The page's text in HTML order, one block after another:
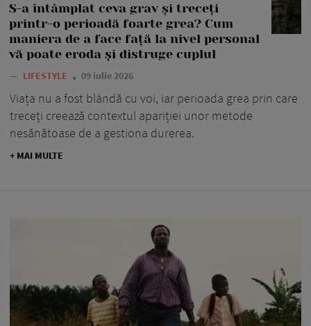
S-a întâmplat ceva grav și treceți
printr-o perioadă foarte grea? Cum
maniera de a face față la nivel personal
vă poate eroda și distruge cuplul
— LIFESTYLE 09 iulie 2026
Viața nu a fost blândă cu voi, iar perioada grea prin care
treceți creează contextul apariției unor metode
nesănătoase de a gestiona durerea.
+ MAI MULTE